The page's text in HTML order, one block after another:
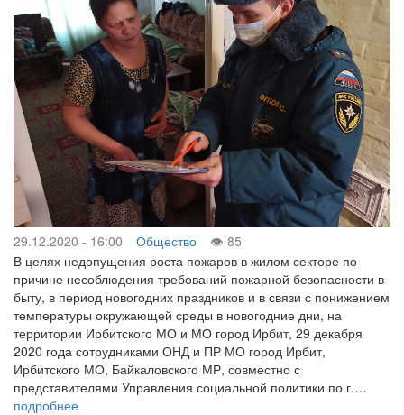
29.12.2020 - 16:00 Общество
85
В целях недопущения роста пожаров в жилом секторе по
причине несоблюдения требований пожарной безопасности в
быту, в период новогодних праздников и в связи с понижением
температуры окружающей среды в новогодние дни, на
территории Ирбитского МО и МО город Ирбит, 29 декабря
2020 года сотрудниками ОНД и ПР МО город Ирбит,
Ирбитского МО, Байкаловского МР, совместно с
представителями Управления социальной политики по г.…
подробнее